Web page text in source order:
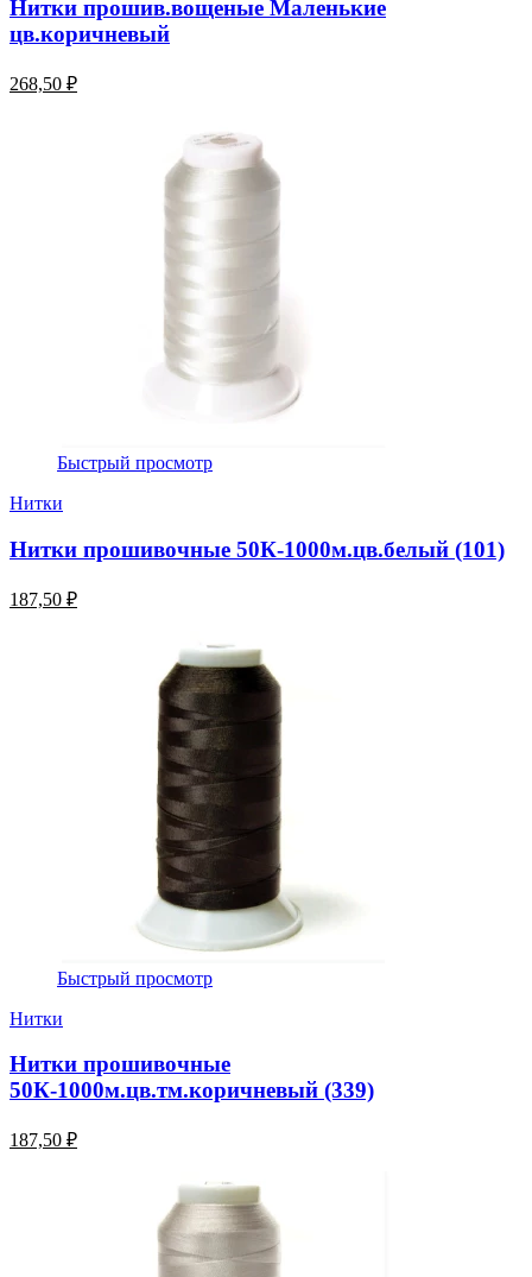
Нитки прошив.вощеные Маленькие
цв.коричневый
268,50 ₽
Быстрый просмотр
Нитки
Нитки прошивочные 50К-1000м.цв.белый (101)
187,50 ₽
Быстрый просмотр
Нитки
Нитки прошивочные
50К-1000м.цв.тм.коричневый (339)
187,50 ₽